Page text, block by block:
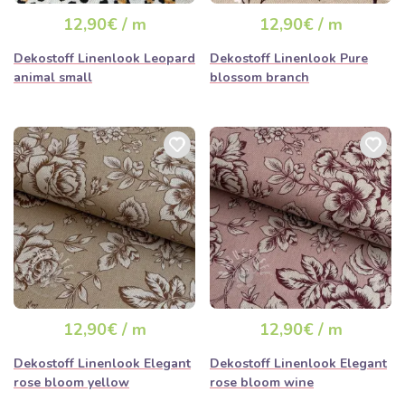
12,90€ / m
Dekostoff Linenlook Leopard
animal small
12,90€ / m
Dekostoff Linenlook Pure
blossom branch
12,90€ / m
Dekostoff Linenlook Elegant
rose bloom yellow
12,90€ / m
Dekostoff Linenlook Elegant
rose bloom wine